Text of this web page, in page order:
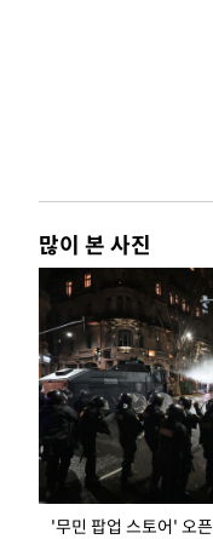
많이 본 사진
'무민 팝업 스토어' 오픈